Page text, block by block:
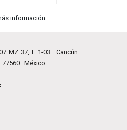
información
MZ 37, L 1-03
Cancún
77560 México